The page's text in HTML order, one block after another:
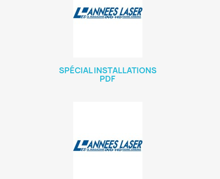
SPÉCIAL INSTALLATIONS
PDF